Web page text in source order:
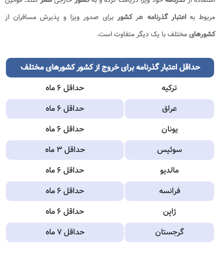
مربوط بهاعتبار گذرنامههرکشور برای صدور ویزا و پذیرش مسافران از
کشورهایمختلف با یک دیگر متفاوت است.
حداقل اعتبار گذرنامه برای خروج از کشورکشورهای مختلف
ترکیه
حداقل ۶ ماه
عراق
حداقل ۶ ماه
یونان
حداقل ۶ ماه
سوئیس
حداقل ۳ ماه
مالدیو
حداقل ۶ ماه
فرانسه
حداقل ۶ ماه
ژاپن
حداقل ۶ ماه
گرجستان
حداقل ۷ ماه